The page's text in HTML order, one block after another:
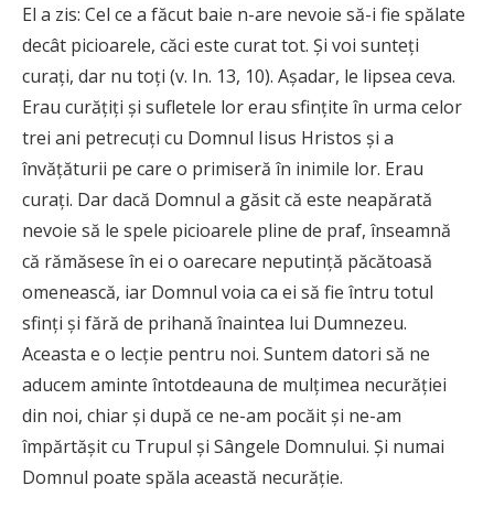
El a zis: Cel ce a făcut baie n-are nevoie să-i fie spălate
decât picioarele, căci este curat tot. Şi voi sunteţi
curaţi, dar nu toţi (v. In. 13, 10). Aşadar, le lipsea ceva.
Erau curăţiţi şi sufletele lor erau sfinţite în urma celor
trei ani petrecuţi cu Domnul Iisus Hristos şi a
învăţăturii pe care o primiseră în inimile lor. Erau
curaţi. Dar dacă Domnul a găsit că este neapărată
nevoie să le spele picioarele pline de praf, înseamnă
că rămăsese în ei o oarecare neputinţă păcătoasă
omenească, iar Domnul voia ca ei să fie întru totul
sfinţi şi fără de prihană înaintea lui Dumnezeu.
Aceasta e o lecţie pentru noi. Suntem datori să ne
aducem aminte întotdeauna de mulţimea necurăţiei
din noi, chiar şi după ce ne-am pocăit şi ne-am
împărtăşit cu Trupul şi Sângele Domnului. Şi numai
Domnul poate spăla această necurăţie.